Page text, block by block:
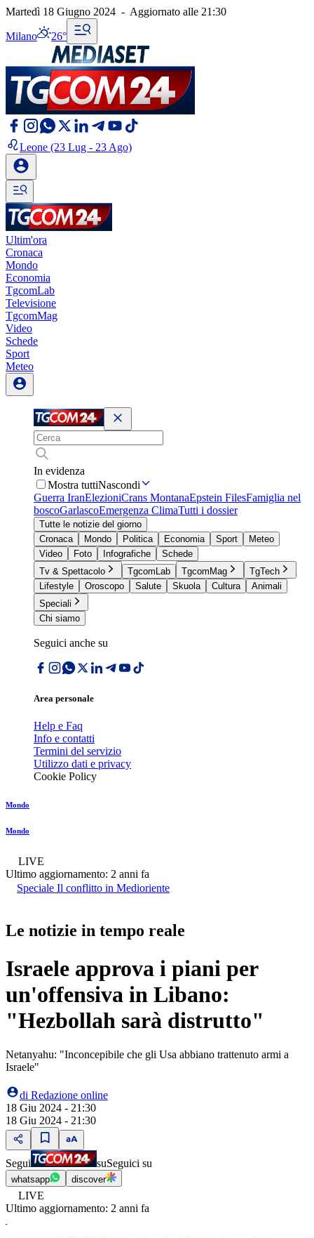
Martedì 18 Giugno 2024 - Aggiornato alle 21:30
Milano 26°
Leone (23 Lug - 23 Ago)
Ultim'ora
Cronaca
Mondo
Economia
TgcomLab
Televisione
TgcomMag
Video
Schede
Sport
Meteo
In evidenza
Mostra tuttiNascondi
Guerra IranElezioniCrans MontanaEpstein FilesFamiglia nel
boscoGarlascoEmergenza ClimaTutti i dossier
Tutte le notizie del giorno
Cronaca
Mondo Politica Economia Sport
Meteo
Video
Foto Infografiche
Schede
Tv & Spettacolo
TgcomLab TgcomMag
TgTech
Lifestyle
Oroscopo Salute Skuola Cultura
Animali
Speciali
Chi siamo
Seguici anche su
Area personale
Help e Faq
Info e contatti
Termini del servizio
Utilizzo dati e privacy
Cookie Policy
Mondo
Mondo
LIVE
Ultimo aggiornamento: 2 anni fa
Speciale Il conflitto in Medioriente
Le notizie in tempo reale
Israele approva i piani per
un'offensiva in Libano:
"Hezbollah sarà distrutto"
Netanyahu: "Inconcepibile che gli Usa abbiano trattenuto armi a
Israele"
di Redazione online
18 Giu 2024 - 21:30
18 Giu 2024 - 21:30
Segui suSeguici su
whatsapp discover
LIVE
Ultimo aggiornamento: 2 anni fa